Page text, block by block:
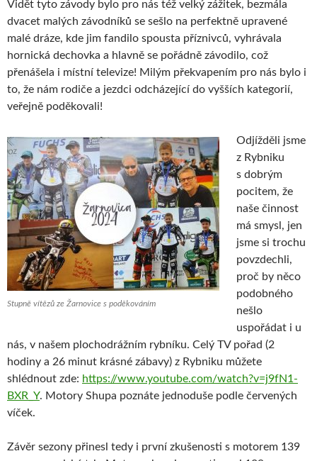
Vidět tyto závody bylo pro nás též velký zážitek, bezmála
dvacet malých závodníků se sešlo na perfektně upravené
malé dráze, kde jim fandilo spousta příznivců, vyhrávala
hornická dechovka a hlavně se pořádně závodilo, což
přenášela i místní televize! Milým překvapením pro nás bylo i
to, že nám rodiče a jezdci odcházející do vyšších kategorií,
veřejně poděkovali!
Stupně vítězů ze Žarnovice s poděkováním
Odjížděli jsme
z Rybniku
s dobrým
pocitem, že
naše činnost
má smysl, jen
jsme si trochu
povzdechli,
proč by něco
podobného
nešlo
uspořádat i u
nás, v našem plochodrážním rybníku. Celý TV pořad (2
hodiny a 26 minut krásné zábavy) z Rybniku můžete
shlédnout zde: https://www.youtube.com/watch?v=j9fN1-
BXR_Y. Motory Shupa poznáte jednoduše podle červených
víček.
Závěr sezony přinesl tedy i první zkušenosti s motorem 139